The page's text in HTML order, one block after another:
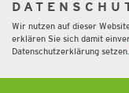
Wir nutzen auf dieser
erklären Sie sich damit
Datenschutzerklärung setzen.
Ja, wir